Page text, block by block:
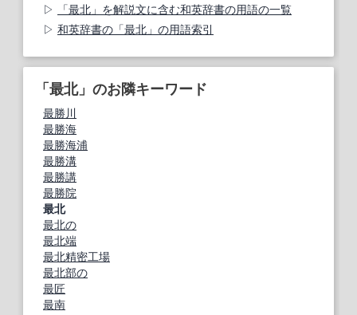
「最北」を解説文に含む和英辞書の用語の一覧
和英辞書の「最北」の用語索引
「最北」のお隣キーワード
最勝川
最勝海
最勝海浦
最勝溝
最勝講
最勝院
最北
最北の
最北端
最北精密工場
最北部の
最匠
最南